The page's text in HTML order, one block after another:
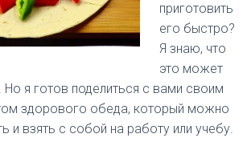
приготовить
его быстро?
Я знаю, что
это может
я готов поделиться с вами своим
здорового обеда, который можно
и взять с собой на работу или учебу.